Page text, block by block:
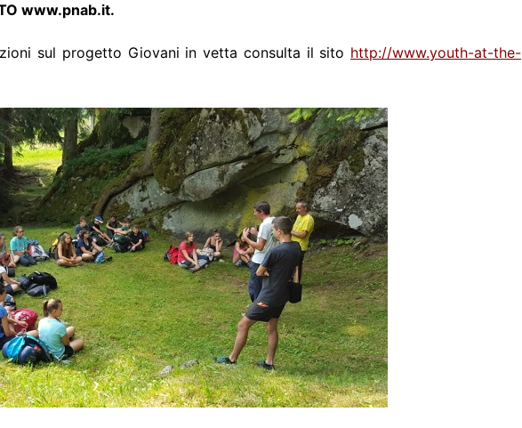
www.pnab.it.
sul progetto Giovani in vetta consulta il sito http://www.youth-at-the-